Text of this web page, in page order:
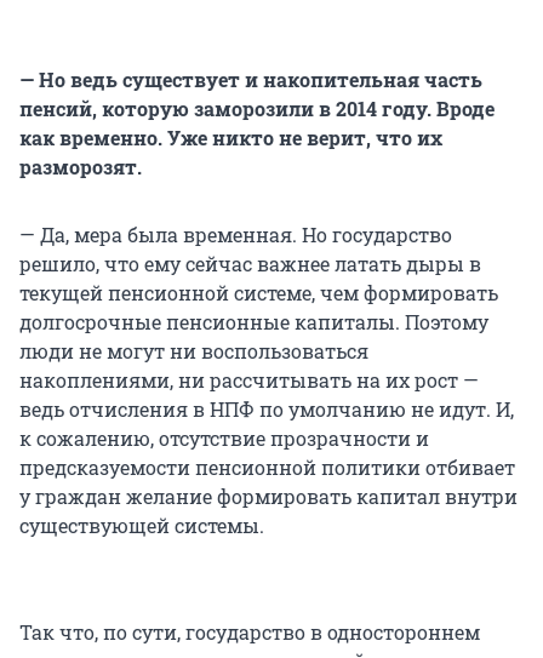
— Но ведь существует и накопительная часть
пенсий, которую заморозили в 2014 году. Вроде
как временно. Уже никто не верит, что их
разморозят.
— Да, мера была временная. Но государство
решило, что ему сейчас важнее латать дыры в
текущей пенсионной системе, чем формировать
долгосрочные пенсионные капиталы. Поэтому
люди не могут ни воспользоваться
накоплениями, ни рассчитывать на их рост —
ведь отчисления в НПФ по умолчанию не идут. И,
к сожалению, отсутствие прозрачности и
предсказуемости пенсионной политики отбивает
у граждан желание формировать капитал внутри
существующей системы.
Так что, по сути, государство в одностороннем